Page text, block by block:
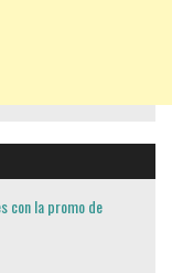
con la promo de